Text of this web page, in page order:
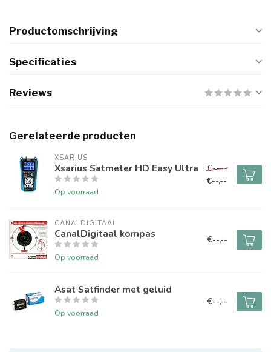
Productomschrijving
Specificaties
Reviews
Gerelateerde producten
XSARIUS
Xsarius Satmeter HD Easy Ultra
Op voorraad
€--,--
€--,--
CANALDIGITAAL
CanalDigitaal kompas
Op voorraad
€--,--
Asat Satfinder met geluid
Op voorraad
€--,--